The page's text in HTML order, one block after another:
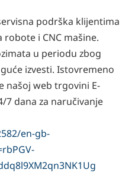
podrška klijentima
robote i CNC mašine.
u periodu zbog
izvesti. Istovremeno
našoj web trgovini E-
dana za naručivanje
en-gb-